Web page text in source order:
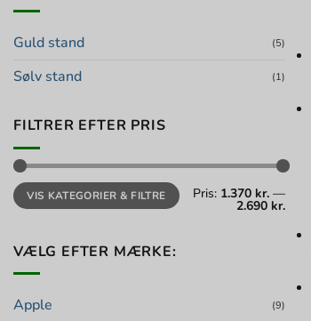
Guld stand (5)
Sølv stand (1)
FILTRER EFTER PRIS
Mindste
pris
Højeste
prisVIS KATEGORIER & FILTRE Pris: 1.370 kr. —
2.690 kr.
VÆLG EFTER MÆRKE:
Apple (9)